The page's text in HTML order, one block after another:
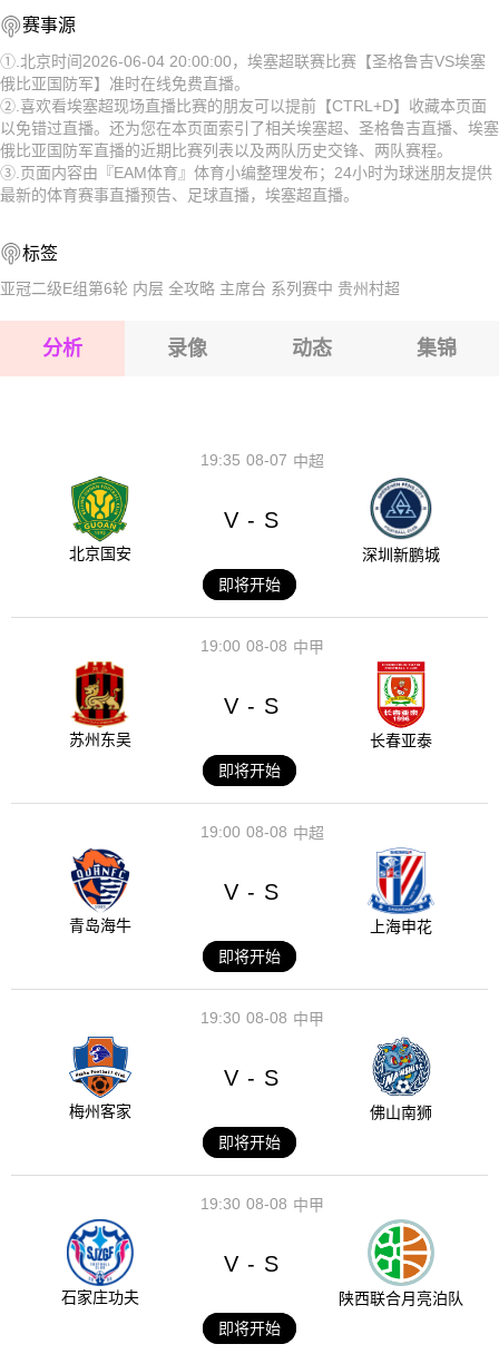
2026-08-15 【埃塞超】 圣格鲁吉VS埃塞俄比亚国防军
2026-08-15 【埃塞超】 圣格鲁吉VS埃塞俄比亚国防军
2026-08-15 【埃塞超】 圣格鲁吉VS埃塞俄比亚国防军
2026-08-15 【埃塞超】 圣格鲁吉VS埃塞俄比亚国防军
2026-08-15 【埃塞超】 圣格鲁吉VS埃塞俄比亚国防军
2026-08-15 【埃塞超】 圣格鲁吉VS埃塞俄比亚国防军
2026-08-15 【埃塞超】 圣格鲁吉VS埃塞俄比亚国防军
赛事源
①.北京时间2026-06-04 20:00:00，埃塞超联赛比赛【圣格鲁吉VS埃塞
俄比亚国防军】准时在线免费直播。
②.喜欢看埃塞超现场直播比赛的朋友可以提前【CTRL+D】收藏本页面
以免错过直播。还为您在本页面索引了相关埃塞超、圣格鲁吉直播、埃塞
俄比亚国防军直播的近期比赛列表以及两队历史交锋、两队赛程。
③.页面内容由『EAM体育』体育小编整理发布；24小时为球迷朋友提供
最新的体育赛事直播预告、足球直播，埃塞超直播。
标签
亚冠二级E组第6轮 内层 全攻略 主席台 系列赛中 贵州村超
分析 录像 动态 集锦
08-07
19:35 中超
北京国安
V - S
深圳新鹏城
即将开始
08-08
19:00 中甲
苏州东吴
V - S
长春亚泰
即将开始
08-08
19:00 中超
青岛海牛
V - S
上海申花
即将开始
08-08
19:30 中甲
梅州客家
V - S
佛山南狮
即将开始
08-08
19:30 中甲
石家庄功夫
V - S
陕西联合月亮泊队
即将开始